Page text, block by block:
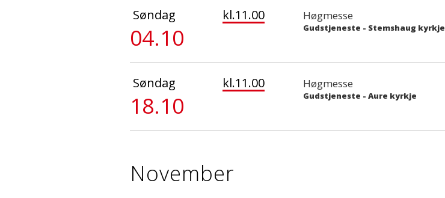
Søndag
04.10
kl.11.00 Høgmesse
Gudstjeneste - Stemshaug kyrkje
Søndag
18.10
kl.11.00 Høgmesse
Gudstjeneste - Aure kyrkje
November